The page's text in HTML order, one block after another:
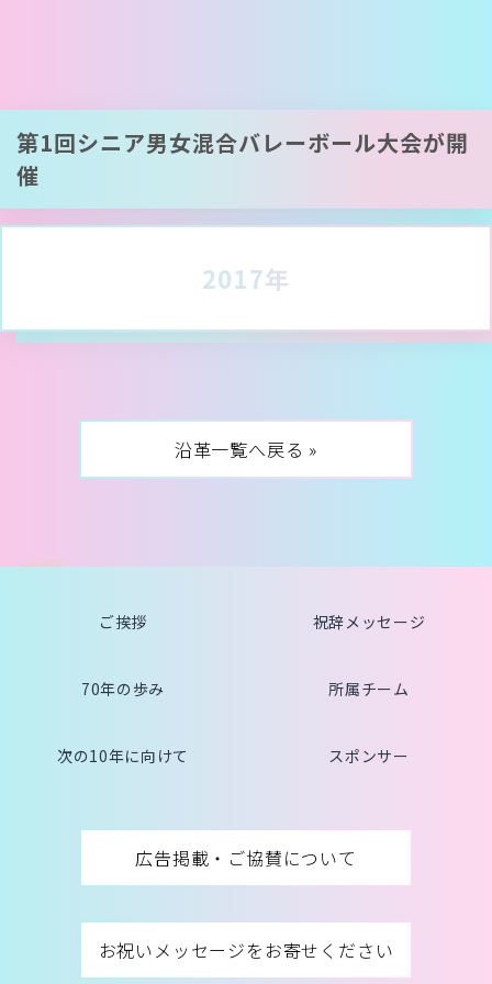
第1回シニア男女混合バレーボール大会が開
催
2017年
沿革一覧へ戻る »
ご挨拶 祝辞メッセージ
70年の歩み 所属チーム
次の10年に向けて スポンサー
広告掲載・ご協賛について
お祝いメッセージをお寄せください